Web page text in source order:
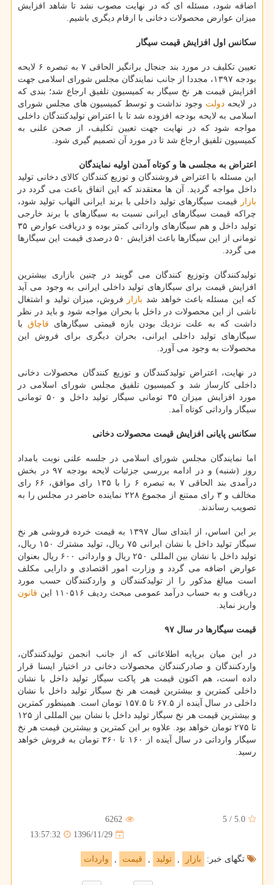
اضافه شود، مسئله ای كه در نهایت مصوب نشد تا شاهد افزایش
میزان عوارض محصولات دخانی با ارقام دیگری باشیم.
سكانس اول افزایش قیمت سیگار
تعیین تكلیف در مورد بند جنجال برانگیز الحاقی ۷ به تبصره ۶ لایحه
بودجه ۱۳۹۷، مجددا از جانب نمایندگان مجلس شورای اسلامی جهت
افزایش قیمت هر نخ سیگار به كمیسیون تلفیق ارجاع شد؛ بندی كه
در لایحه دولت وجود نداشت و توسط كمیسیون های مجلس شورای
اسلامی به لایحه بودجه افزوده شد تا با اعتراض تولیدكنندگان داخلی
مواجه شود كه در نهایت جهت تعیین تكلیف، از صحن علنی به
كمیسیون تلفیق ارجاع شد تا در مورد آن تصمیم گیری شود.
اعتراض به مجلسی ها و كوتاه آمدن اولیه نمایندگان
این مسئله با اعتراض فروشندگان و توزیع كنندگان كالای دخانی تولید
داخل مواجه گردید. آن ها معتقدند كه این اتفاق باعث می گردد در
بازار
قیمت سیگارهای تولید داخلی با برند ایرانی التهاب تولید شود،
چراكه قیمت سیگارهای ایرانی نسبت به سیگارهای با برند خارجی
تولید داخل و هم سیگارهای وارداتی كمتر بوده و دریافت عوارض ۳۵
تومانی از این سیگارها باعث افزایش ۵۰ درصدی قیمت این سیگارها
می گردد.
تولیدكنندگان وتوزیع كنندگان می گویند در چنین بازاری بیشترین
افزایش قیمت برای سیگارهای تولید داخلی ایرانی به وجود می آید
كه این مسئله باعث خواهد شد بازار
فروش، میزان تولید و اشتغال
ناشی از این محصولات در داخل با بحران مواجه شود و باید در نظر
داشت كه به علت نزدیك بودن بازه قیمتی سیگارهای قاچاقبا
سیگارهای تولید داخلی ایرانی، بحران دیگری برای فروش این
محصولات به وجود می آورد.
در نهایت، اعتراض تولیدكنندگان و توزیع كنندگان محصولات دخانی
داخلی كارساز شد و كمیسیون تلفیق مجلس شورای اسلامی در
مورد افزایش میزان ۳۵ تومانی سیگار تولید داخل و ۵۰ تومانی
سیگار وارداتی كوتاه آمد.
سكانس پایانی افزایش قیمت محصولات دخانی
اما نمایندگان مجلس شورای اسلامی در جلسه علنی نوبت بامداد
روز (شنبه) و در ادامه بررسی جزئیات لایحه بودجه ۹۷ در بخش
درآمدی بند الحاقی ۷ به تبصره ۶ را با ۱۳۵ رای موافق، ۶۶ رای
مخالف و ۳ رای ممتنع از مجموع ۲۲۸ نماینده حاضر در مجلس را به
تصویب رساندند.
بر این اساس، از ابتدای سال ۱۳۹۷ به قیمت خرده فروشی هر نخ
سیگار تولید داخل با نشان ایرانی ۷۵ ریال، تولید مشترك ۱۵۰ ریال،
تولید داخل با نشان بین المللی ۲۵۰ ریال و وارداتی ۶۰۰ ریال بعنوان
عوارض اضافه می گردد و وزارت امور اقتصادی و دارایی مكلف
است مبالغ مذكور را از تولیدكنندگان و واردكنندگان حسب مورد
دریافت و به حساب درآمد عمومی مبحث ردیف ۱۱۰۵۱۶ این
قانون
واریز نماید.
قیمت سیگارها در سال ۹۷
در این میان برپایه اطلاعاتی كه از جانب انجمن تولیدكنندگان،
واردكنندگان و صادركنندگان محصولات دخانی در اختیار ایسنا قرار
داده است، هم اكنون قیمت هر پاكت سیگار تولید داخل با نشان
داخلی كمترین و بیشترین قیمت هر نخ سیگار تولید داخل با نشان
داخلی در سال آینده از ۶۷.۵ تا ۱۵۷.۵ تومان است. همینطور كمترین
و بیشترین قیمت هر نخ سیگار تولید داخل با نشان بین المللی از ۱۲۵
تا ۲۷۵ تومان خواهد بود. علاوه بر این كمترین و بیشترین قیمت هر نخ
سیگار وارداتی در سال آینده از ۱۶۰ تا ۳۶۰ تومان به فروش خواهد
رسید.
5.0
/
5
6262
1396/11/29
13:57:32
تگهای خبر: بازار , تولید , قیمت , واردات